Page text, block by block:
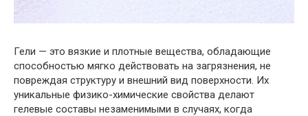
Гели — это вязкие и плотные вещества, обладающие
способностью мягко действовать на загрязнения, не
повреждая структуру и внешний вид поверхности. Их
уникальные физико-химические свойства делают
гелевые составы незаменимыми в случаях, когда